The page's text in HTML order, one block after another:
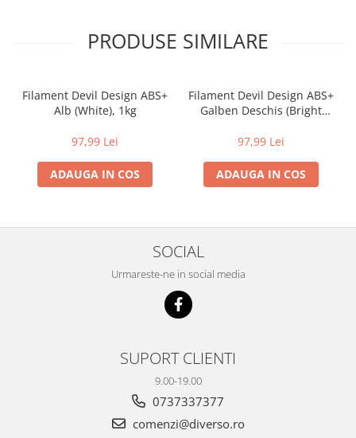
PRODUSE SIMILARE
Filament Devil Design ABS+
Alb (White), 1kg
97,99 Lei
ADAUGA IN COS
Filament Devil Design ABS+
Galben Deschis (Bright
97,99 Lei
ADAUGA IN COS
SOCIAL
Urmareste-ne in social media
SUPORT CLIENTI
9.00-19.00
0737337377
comenzi@diverso.ro